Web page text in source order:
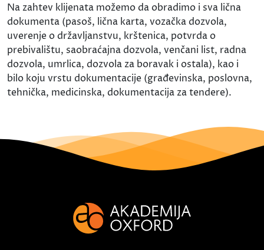
Na zahtev klijenata možemo da obradimo i sva lična
dokumenta (pasoš, lična karta, vozačka dozvola,
uverenje o državljanstvu, krštenica, potvrda o
prebivalištu, saobraćajna dozvola, venčani list, radna
dozvola, umrlica, dozvola za boravak i ostala), kao i
bilo koju vrstu dokumentacije (građevinska, poslovna,
tehnička, medicinska, dokumentacija za tendere).